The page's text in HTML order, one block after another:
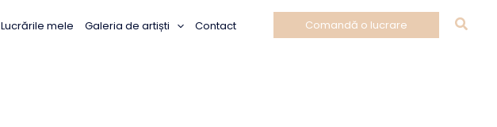
Lucrările mele Galeria de artiști Contact Comandă o lucrare